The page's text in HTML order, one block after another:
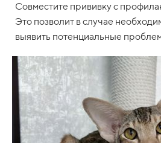
Совместите прививку с
Это позволит в случае
выявить потенциальные